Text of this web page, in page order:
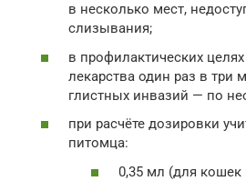
в несколько мест,
слизывания;
в профилактических
лекарства один раз в три
глистных инвазий — по
при расчёте дозировки
питомца:
0,35 мл (для кошек